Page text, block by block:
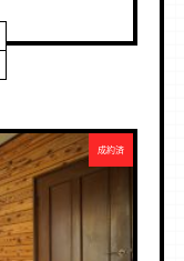
成約済